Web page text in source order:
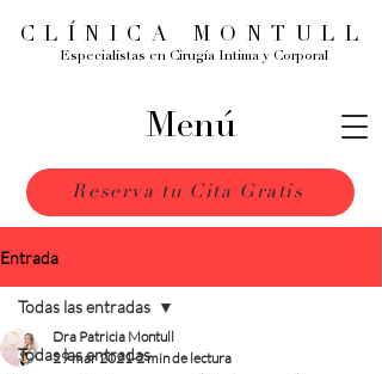
Reserva tu Cita Gratis
CLÍNICA MONTULL
Especialistas en Cirugía Intima y Corporal
Menú
Entrada
Todas las entradas
Todas las entradas
Dra Patricia Montull
29 mar 2021 2 min de lectura